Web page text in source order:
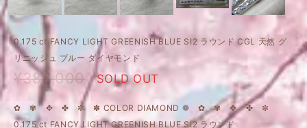
0.175 ct FANCY LIGHT GREENISH BLUE SI2 ラウンド CGL 天然 グ
リニッシュ ブルー ダイヤモンド
¥388,000 SOLD OUT
✿ ✾ ✥ ✤ ✼ ✽ COLOR DIAMOND ❁ ✿ ✾ ✥ ✤ ✼
0.175 ct FANCY LIGHT GREENISH BLUE SI2 ラウンド